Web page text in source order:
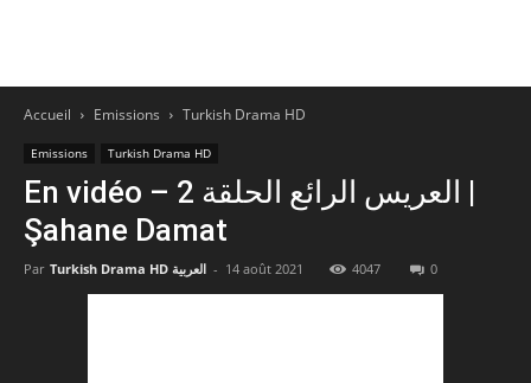
Accueil Emissions Turkish Drama HD
Emissions Turkish Drama HD
En vidéo – العريس الرائع الحلقة 2 |
Şahane Damat
Par Turkish Drama HD العربية - 14 août 2021 4047 0